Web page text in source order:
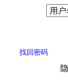
找回密码